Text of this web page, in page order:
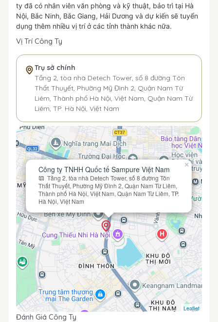
ty đã có nhân viên văn phòng và kỹ thuật, bảo trì tại Hà
Nội, Bắc Ninh, Bắc Giang, Hải Dương và dự kiến sẽ tuyển
dụng thêm nhiều vị trí ở các tỉnh thành khác nữa.
Vị Trí Công Ty
Trụ sở chính
Tầng 2, tòa nhà Detech Tower, số 8 đường Tôn
Thất Thuyết, Phường Mỹ Đình 2, Quận Nam Từ
Liêm, Thành phố Hà Nội, Việt Nam, Quận Nam Từ
Liêm, TP. Hà Nội, Việt Nam
Công ty TNHH Quốc tế Sampure Việt Nam
Tầng 2, tòa nhà Detech Tower, số 8 đường Tôn
Thất Thuyết, Phường Mỹ Đình 2, Quận Nam Từ Liêm,
Thành phố Hà Nội, Việt Nam, Quận Nam Từ Liêm, TP.
Hà Nội, Việt Nam
×
Leaflet
Đánh Giá Công Ty